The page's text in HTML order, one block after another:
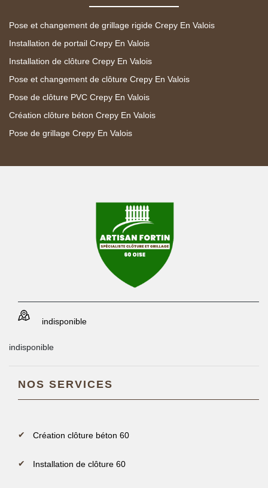
Pose et changement de grillage rigide Crepy En Valois
Installation de portail Crepy En Valois
Installation de clôture Crepy En Valois
Pose et changement de clôture Crepy En Valois
Pose de clôture PVC Crepy En Valois
Création clôture béton Crepy En Valois
Pose de grillage Crepy En Valois
indisponible
indisponible
NOS SERVICES
Création clôture béton 60
Installation de clôture 60